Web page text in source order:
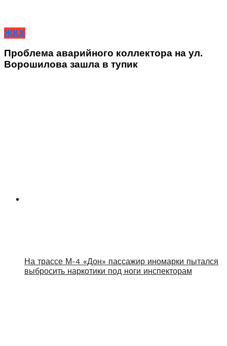
ЖКХ
Проблема аварийного коллектора на ул.
Ворошилова зашла в тупик
На трассе М-4 «Дон» пассажир иномарки пытался
выбросить наркотики под ноги инспекторам